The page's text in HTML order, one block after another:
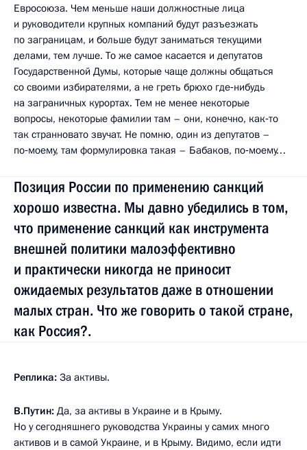
Евросоюза. Чем меньше наши должностные лица
и руководители крупных компаний будут разъезжать
по заграницам, и больше будут заниматься текущими
делами, тем лучше. То же самое касается и депутатов
Государственной Думы, которые чаще должны общаться
со своими избирателями, а не греть брюхо где‑нибудь
на заграничных курортах. Тем не менее некоторые
вопросы, некоторые фамилии там – они, конечно, как‑то
так странновато звучат. Не помню, один из депутатов –
по‑моему, там формулировка такая – Бабаков, по‑моему…
Позиция России по применению санкций
хорошо известна. Мы давно убедились в том,
что применение санкций как инструмента
внешней политики малоэффективно
и практически никогда не приносит
ожидаемых результатов даже в отношении
малых стран. Что же говорить о такой стране,
как Россия?.
Реплика: За активы.
В.Путин: Да, за активы в Украине и в Крыму.
Но у сегодняшнего руководства Украины у самих много
активов и в самой Украине, и в Крыму. Видимо, если идти